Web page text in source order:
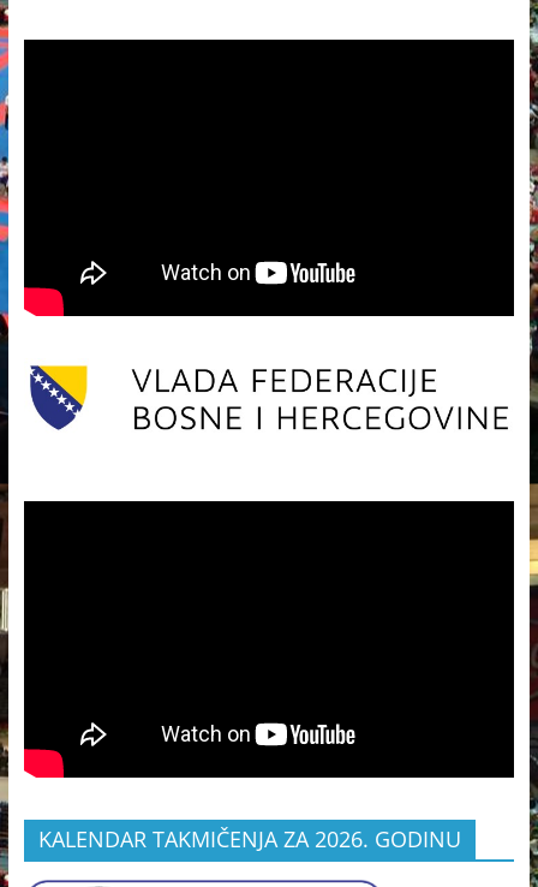
KALENDAR TAKMIČENJA ZA 2026. GODINU